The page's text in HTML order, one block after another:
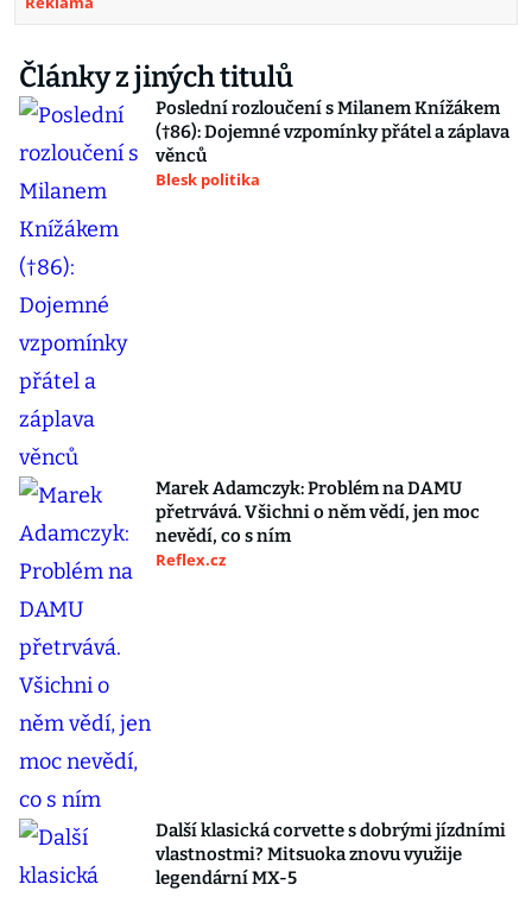
Články z jiných titulů
Poslední rozloučení s Milanem Knížákem
(†86): Dojemné vzpomínky přátel a záplava
věnců
Blesk politika
Marek Adamczyk: Problém na DAMU
přetrvává. Všichni o něm vědí, jen moc
nevědí, co s ním
Reflex.cz
Další klasická corvette s dobrými jízdními
vlastnostmi? Mitsuoka znovu využije
legendární MX-5